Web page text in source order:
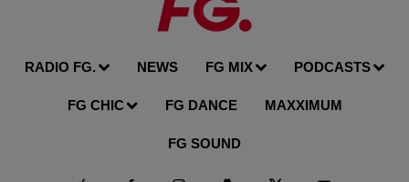
RADIO FG. NEWS FG MIX PODCASTS
FG CHIC FG DANCE MAXXIMUM
FG SOUND